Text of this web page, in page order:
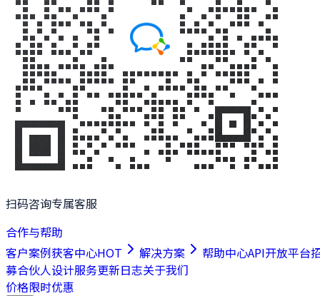
扫码咨询专属客服
合作与帮助
客户案例获客中心HOT 解决方案 帮助中心API开放平台
募合伙人设计服务更新日志关于我们
价格限时优惠